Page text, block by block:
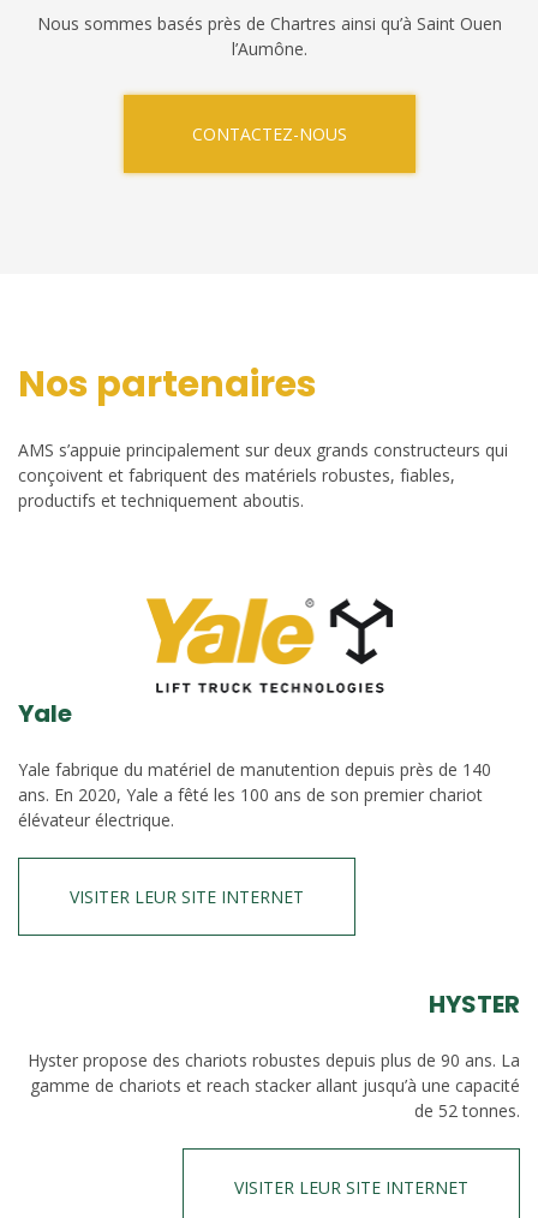
Nous sommes basés près de Chartres ainsi qu’à Saint Ouen
l’Aumône.
CONTACTEZ-NOUS
Nos partenaires
AMS s’appuie principalement sur deux grands constructeurs qui
conçoivent et fabriquent des matériels robustes, fiables,
productifs et techniquement aboutis.
Yale
Yale fabrique du matériel de manutention depuis près de 140
ans. En 2020, Yale a fêté les 100 ans de son premier chariot
élévateur électrique.
VISITER LEUR SITE INTERNET
HYSTER
Hyster propose des chariots robustes depuis plus de 90 ans. La
gamme de chariots et reach stacker allant jusqu’à une capacité
de 52 tonnes.
VISITER LEUR SITE INTERNET